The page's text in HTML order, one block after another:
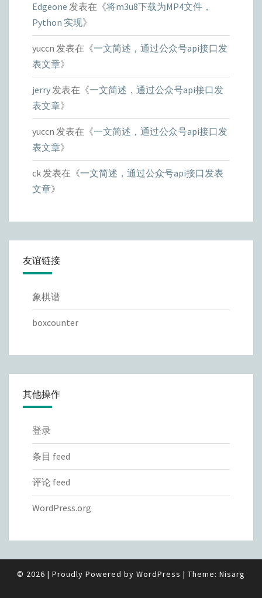
Edgeone 发表在《将m3u8下载为MP4文件，
Python 实现》
yuccn 发表在《一文简述，通过公众号api接口发
表文章》
jerry发表在《一文简述，通过公众号api接口发
表文章》
yuccn 发表在《一文简述，通过公众号api接口发
表文章》
ck发表在《一文简述，通过公众号api接口发表
文章》
友谊链接
象棋谱
boxcounter
其他操作
登录
条目 feed
评论 feed
WordPress.org
© 2026 | Proudly Powered by WordPress | Theme: Nisarg